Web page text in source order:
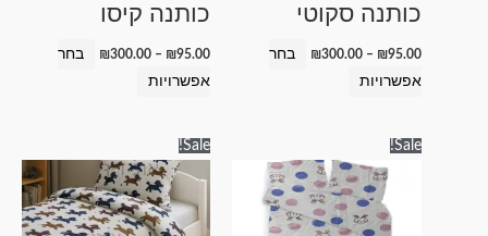
כותנה סקוטי
₪95.00
–
₪300.00
בחר
אפשרויות
האפשרויות
בעמוד
כותנה קיסו
₪95.00
–
₪300.00
בחר
אפשרויות
האפשרויות
בעמוד
Sale!
מחירים:
עד
זה
יש
מספר
Sale!
מחירים:
עד
⁦₪130.00⁩
זה
יש
מספר